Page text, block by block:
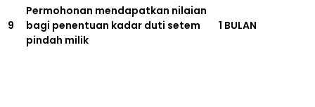
9
Permohonan mendapatkan nilaian
bagi penentuan kadar duti setem
pindah milik
1 BULAN